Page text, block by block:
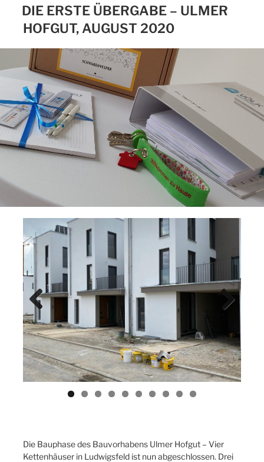
DIE ERSTE ÜBERGABE – ULMER
HOFGUT, AUGUST 2020
Previ
ous
Die Bauphase des Bauvorhabens Ulmer Hofgut – Vier
Kettenhäuser in Ludwigsfeld ist nun abgeschlossen. Drei